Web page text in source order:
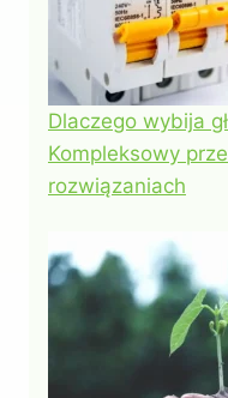
Dlaczego wybija
Kompleksowy
rozwiązaniach